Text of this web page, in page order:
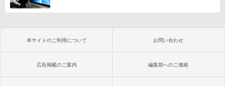
本サイトのご利用について お問い合わせ
広告掲載のご案内 編集部へのご連絡